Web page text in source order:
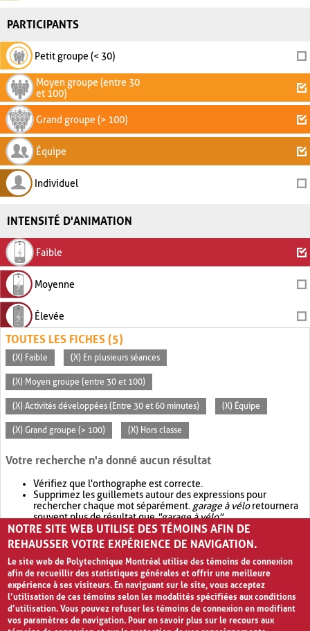
PARTICIPANTS
Petit groupe (< 30)
Moyen groupe (entre 30
et 100)
Grand groupe (> 100)
Équipe
Individuel
INTENSITÉ D'ANIMATION
Faible
Moyenne
Élevée
TOUTES LES FICHES (5)
(X) Faible (X) En plusieurs séances
(X) Moyen groupe (entre 30 et 100)
(X) Activités développées (Entre 30 et 60 minutes) (X) Équipe
(X) Grand groupe (> 100) (X) Hors classe
Votre recherche n'a donné aucun résultat
Vérifiez que l'orthographe est correcte.
Supprimez les guillemets autour des expressions pour
rechercher chaque mot séparément. garage à véloretournera
souvent plus de résultat que"garage à vélo".
Envisagez d'élargir votre recherche avec OR.garage OR vélo
retournera souvent plus de résultat quegarage à vélo
NOTRE SITE WEB UTILISE DES TÉMOINS AFIN DE
REHAUSSER VOTRE EXPÉRIENCE DE NAVIGATION.
Le site web de Polytechnique Montréal utilise des témoins de connexion
afin de recueillir des statistiques générales et offrir une meilleure
expérience à ses visiteurs. En naviguant sur le site, vous acceptez
l’utilisation de ces témoins selon les modalités spécifiées aux conditions
d’utilisation. Vous pouvez refuser les témoins de connexion en modifiant
vos paramètres de navigation. Pour en savoir plus sur le recours aux